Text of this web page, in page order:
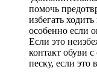
помочь
избегать
особенно если
Если это
контакт обуви
песку, если это